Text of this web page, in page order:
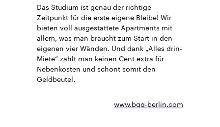
Das Studium ist genau der richtige
Zeitpunkt für die erste eigene Bleibe! Wir
bieten voll ausgestattete Apartments mit
allem, was man braucht zum Start in den
eigenen vier Wänden. Und dank „Alles drin-
Miete“ zahlt man keinen Cent extra für
Nebenkosten und schont somit den
Geldbeutel.
www.bgg-berlin.com